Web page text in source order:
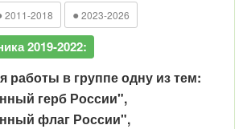
2011-2018 ● 2023-2026
2019-2022:
работы в группе одну из тем:
герб России",
флаг России",